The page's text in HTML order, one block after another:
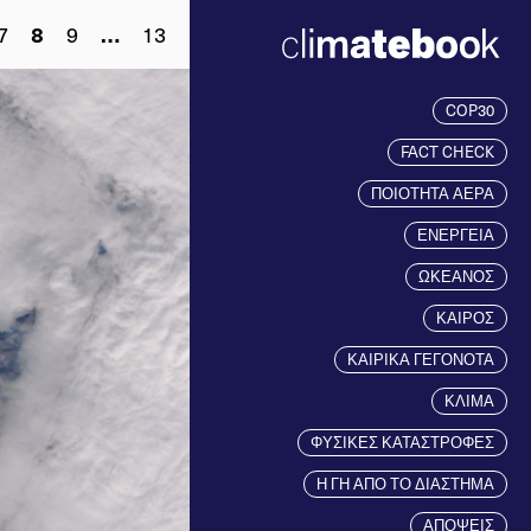
COP30
FACT CHECK
ΠΟΙΟΤΗΤΑ ΑΕΡΑ
ΕΝΕΡΓΕΙΑ
ΩΚΕΑΝΟΣ
ΚΑΙΡΟΣ
ΚΑΙΡΙΚΑ ΓΕΓΟΝΟΤΑ
ΚΛΙΜΑ
ΦΥΣΙΚΕΣ ΚΑΤΑΣΤΡΟΦΕΣ
Η ΓΗ ΑΠΟ ΤΟ ΔΙΑΣΤΗΜΑ
ΑΠΟΨΕΙΣ
8 9 … 13